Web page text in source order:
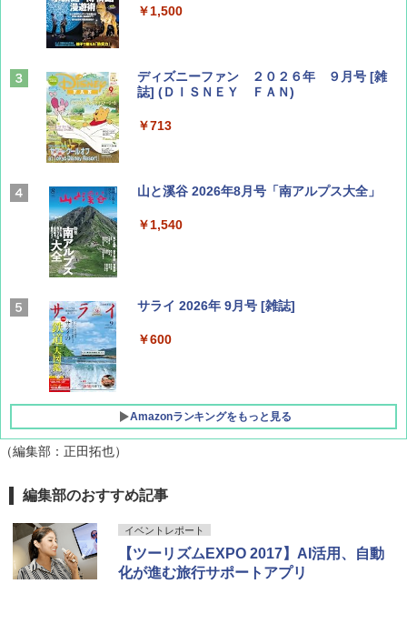
￥1,500
ディズニーファン ２０２６年 ９月号 [雑
誌] (ＤＩＳＮＥＹ ＦＡＮ)
￥713
山と溪谷 2026年8月号「南アルプス大全」
￥1,540
サライ 2026年 9月号 [雑誌]
￥600
Amazonランキングをもっと見る
地球の歩き方 スター・ウォーズ
￥2,695
[キャンパーズコレクション 山善] ポップアッ
プテント 傘みたいに広げて畳める パッとサ
ッとサンシェード キューブ フルクローズ メ
ッシュ 簡単設置 ワンタッチテント キャンプ
&ハイキング カーキ PATC-150(KH)
DEWEL パラソル 大型 ビーチ アウトドアパ
ラソル ガーデン サイトシート付 折りたたみ
防水 UVカット 4段階高さ調整 軽量 収納袋付
き
￥6,459
（編集部：正田拓也）
編集部のおすすめ記事
イベントレポート
【ツーリズムEXPO 2017】AI活用、自動
化が進む旅行サポートアプリ